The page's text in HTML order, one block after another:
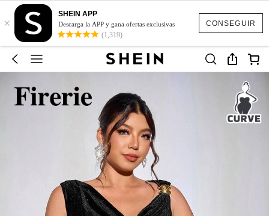
CONSEGUIR
×
SHEIN APP
Descarga la APP y gana ofertas exclusivas
(1,319)